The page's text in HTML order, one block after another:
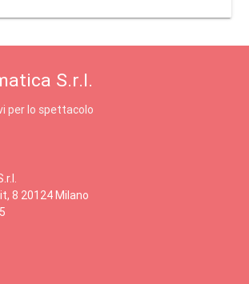
S.r.l.
per lo spettacolo
8 20124 Milano